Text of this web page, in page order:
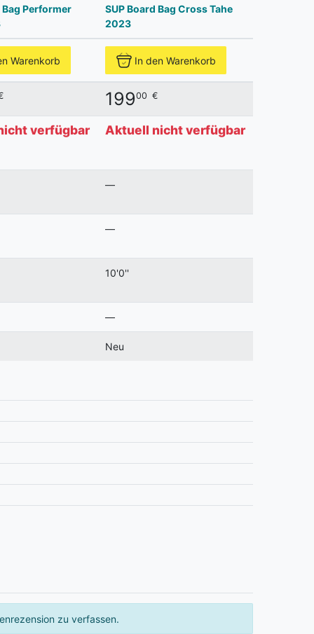
Bag Performer
SUP Board Bag Cross Tahe
2023
Warenkorb In den Warenkorb
19900 €
verfügbar Aktuell nicht verfügbar
—
—
10'0''
—
Neu
zu verfassen.